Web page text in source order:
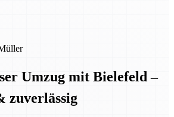
Umzug mit Bielefeld –
zuverlässig